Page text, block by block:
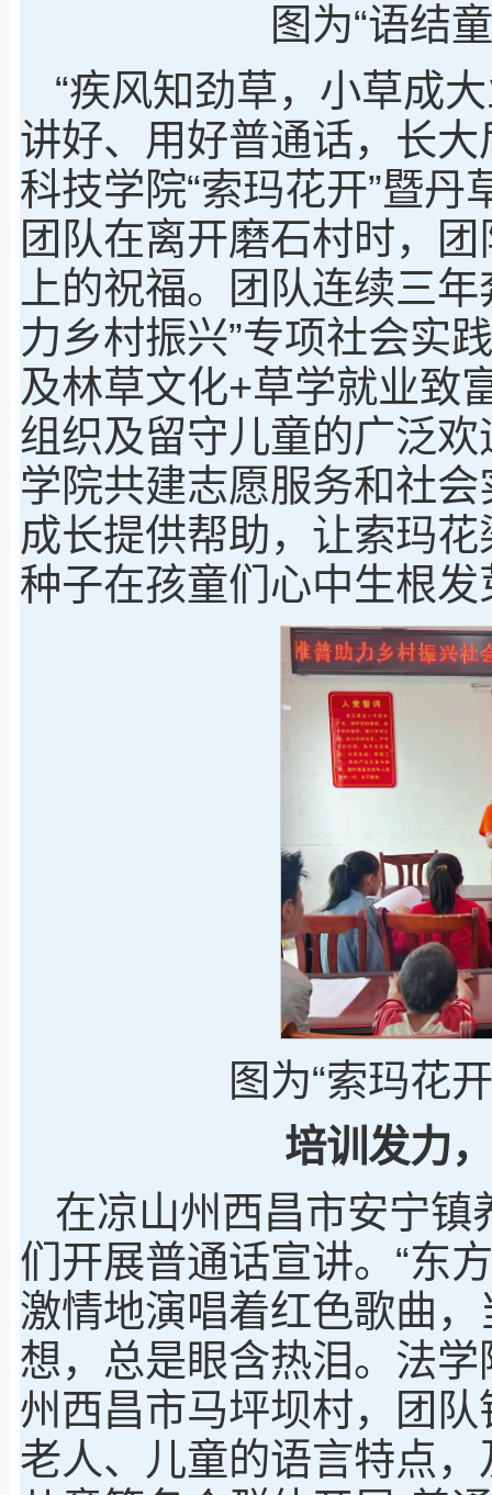
图为“语结
“疾风知劲草，小草成
讲好、用好普通话，长
科技学院“索玛花开”暨
团队在离开磨石村时，
上的祝福。团队连续三
力乡村振兴”专项社会实
及林草文化+草学就业致
组织及留守儿童的广泛
学院共建志愿服务和社
成长提供帮助，让索玛
种子在孩童们心中生根发
图为“索玛花
培训发力
在凉山州西昌市安宁镇
们开展普通话宣讲。“东
激情地演唱着红色歌曲
想，总是眼含热泪。法学
州西昌市马坪坝村，团
老人、儿童的语言特点